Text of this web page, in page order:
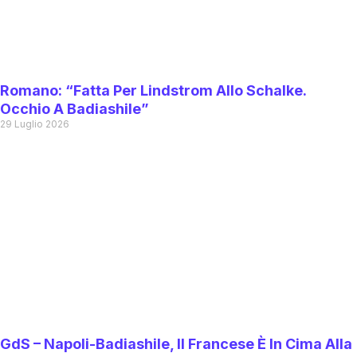
Romano: “Fatta Per Lindstrom Allo Schalke.
Occhio A Badiashile”
29 Luglio 2026
GdS – Napoli-Badiashile, Il Francese È In Cima Alla